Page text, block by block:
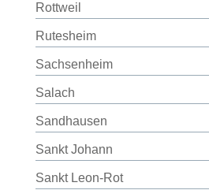
Rottweil
Rutesheim
Sachsenheim
Salach
Sandhausen
Sankt Johann
Sankt Leon-Rot